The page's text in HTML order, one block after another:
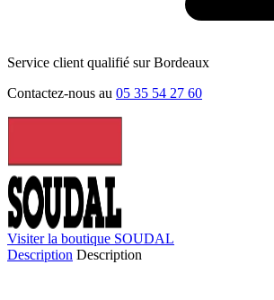
Service client qualifié sur Bordeaux
Contactez-nous au 05 35 54 27 60
Visiter la boutique SOUDAL
Description Description